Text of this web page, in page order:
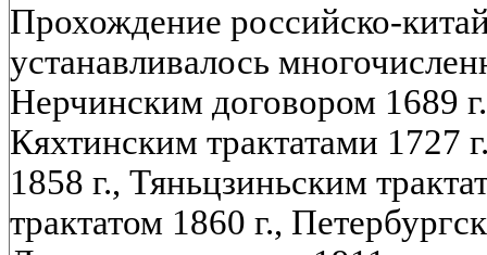
Прохождение российско-
устанавливалось
Нерчинским договором 1689
Кяхтинским трактатами 1727
1858 г., Тяньцзиньским
трактатом 1860 г.,